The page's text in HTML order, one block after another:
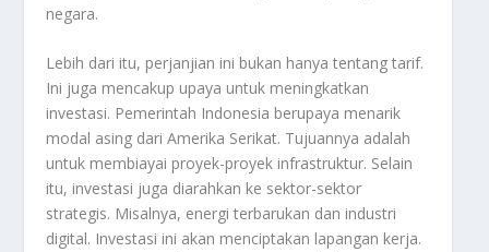
negara.
Lebih dari itu, perjanjian ini bukan hanya tentang tarif.
Ini juga mencakup upaya untuk meningkatkan
investasi. Pemerintah Indonesia berupaya menarik
modal asing dari Amerika Serikat. Tujuannya adalah
untuk membiayai proyek-proyek infrastruktur. Selain
itu, investasi juga diarahkan ke sektor-sektor
strategis. Misalnya, energi terbarukan dan industri
digital. Investasi ini akan menciptakan lapangan kerja.